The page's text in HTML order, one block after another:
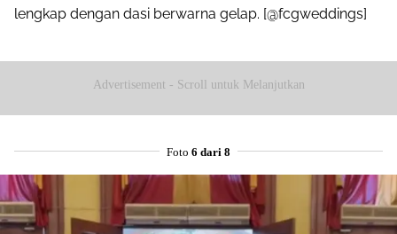
lengkap dengan dasi berwarna gelap. [@fcgweddings]
Advertisement - Scroll untuk Melanjutkan
Foto 6 dari 8